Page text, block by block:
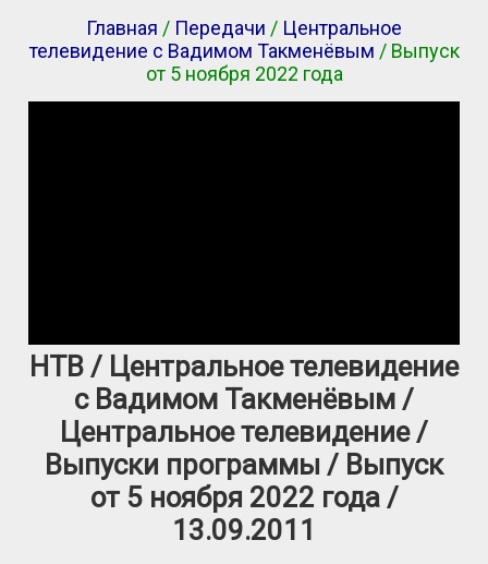
Главная / Передачи / Центральное
телевидение с Вадимом Такменёвым / Выпуск
от 5 ноября 2022 года
НТВ / Центральное телевидение
с Вадимом Такменёвым /
Центральное телевидение /
Выпуски программы / Выпуск
от 5 ноября 2022 года /
13.09.2011